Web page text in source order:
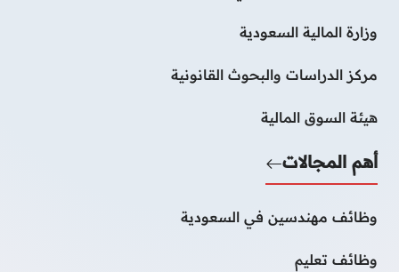
وزارة المالية السعودية
مركز الدراسات والبحوث القانونية
هيئة السوق المالية
أهم المجالات
وظائف مهندسين في السعودية
وظائف تعليم